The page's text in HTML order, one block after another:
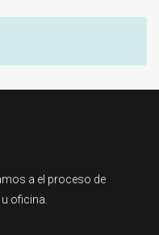
a el proceso de
oficina.